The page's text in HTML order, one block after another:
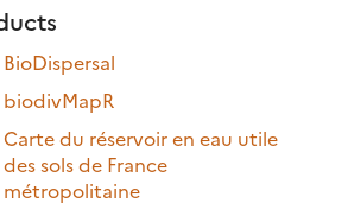
BioDispersal
biodivMapR
Carte du réservoir en eau utile
des sols de France
métropolitaine